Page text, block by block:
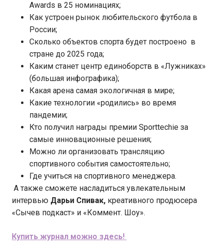
Awards в 25 номинациях;
Как устроен рынок любительского футбола в
России;
Сколько объектов спорта будет построено в
стране до 2025 года;
Каким станет центр единоборств в «Лужниках»
(большая инфографика);
Какая арена самая экологичная в мире;
Какие технологии «родились» во время
пандемии;
Кто получил награды премии Sporttechie за
самые инновационные решения;
Можно ли организовать трансляцию
спортивного события самостоятельно;
Где учиться на спортивного менеджера.
А также сможете насладиться увлекательным
интервью Дарьи Спивак, креативного продюсера
«Сычев подкаст» и «Коммент. Шоу».
Купить журнал можно здесь!